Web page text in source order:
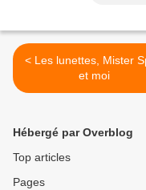
< Les lunettes, Mister Spex
et moi
Hébergé par Overblog
Top articles
Pages